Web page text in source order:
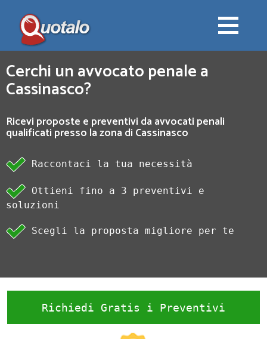
Cerchi un avvocato penale a
Cassinasco?
Ricevi proposte e preventivi da avvocati penali
qualificati presso la zona di Cassinasco
Raccontaci la tua necessità
Ottieni fino a 3 preventivi e
soluzioni
Scegli la proposta migliore per te
Richiedi Gratis i Preventivi